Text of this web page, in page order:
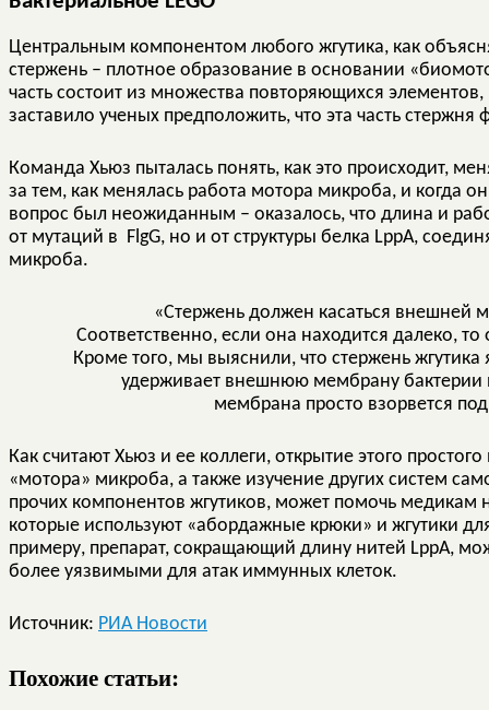
Центральным компонентом любого жгутика, как
стержень – плотное образование в основании
часть состоит из множества повторяющихся
заставило ученых предположить, что эта часть
Команда Хьюз пыталась понять, как это происходит,
за тем, как менялась работа мотора микроба, и когда
вопрос был неожиданным – оказалось, что длина и
от мутаций в FlgG, но и от структуры белка LppA,
микроба.
«Стержень должен касаться
Соответственно, если она находится далеко, то
Кроме того, мы выяснили, что стержень
удерживает внешнюю мембрану бактерии
мембрана просто взорвется
Как считают Хьюз и ее коллеги, открытие этого
«мотора» микроба, а также изучение других систем
прочих компонентов жгутиков, может помочь
которые используют «абордажные крюки» и жгутики
примеру, препарат, сокращающий длину нитей LppA,
более уязвимыми для атак иммунных клеток.
Источник: РИА Новости
Похожие статьи: